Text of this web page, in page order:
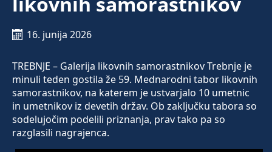
16. junija 2026
TREBNJE – Galerija likovnih samorastnikov Trebnje je
minuli teden gostila že 59. Mednarodni tabor likovnih
samorastnikov, na katerem je ustvarjalo 10 umetnic
in umetnikov iz devetih držav. Ob zaključku tabora so
sodelujočim podelili priznanja, prav tako pa so
razglasili nagrajenca.